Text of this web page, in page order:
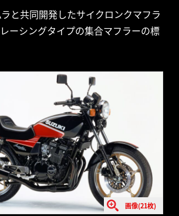
と共同開発したサイクロンクマフラ
ーシングタイプの集合マフラーの標
画像(21枚)